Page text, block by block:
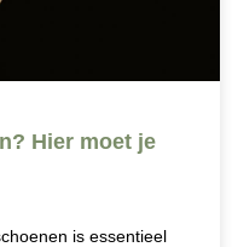
Hier moet je
is essentieel